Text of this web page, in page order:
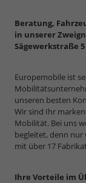
Beratung,
in unserer
Sägewerkstraße
Europemobile ist
unseren besten
Wir sind Ihr
Mobilität. Bei uns
begleitet, denn nur
mit über 17
Ihre Vorteile im